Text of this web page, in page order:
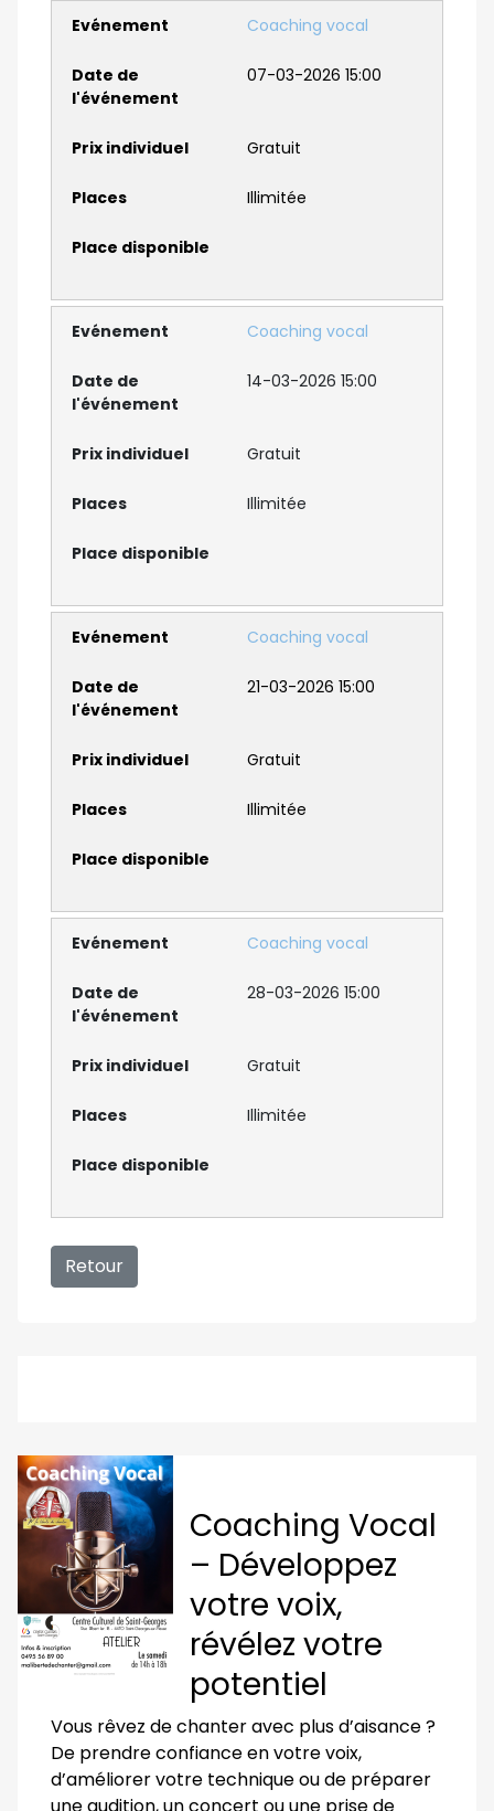
Coaching Vocal
– Développez
votre voix,
révélez votre
potentiel
Vous rêvez de chanter avec plus d’aisance ?
De prendre confiance en votre voix,
d’améliorer votre technique ou de préparer
Coaching vocal
07-03-2026 15:00
Gratuit
Illimitée
Coaching vocal
14-03-2026 15:00
Gratuit
Illimitée
Coaching vocal
21-03-2026 15:00
Gratuit
Illimitée
Coaching vocal
28-03-2026 15:00
Gratuit
Illimitée
Retour